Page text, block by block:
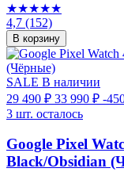
★★★★★
4,7 (152)
В корзину
SALE В наличии
29 490 ₽ 33 990 ₽ -
3 шт. осталось
Google Pixel
Black/Obsidian